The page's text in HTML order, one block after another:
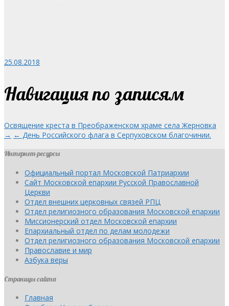
25.08.2018
Навигация по записям
Освящение креста в Преображенском храме села Жерновка
→ ← День Российского флага в Серпуховском благочинии.
Интернет-ресурсы
Официальный портал Московской Патриархии
Сайт Московской епархии Русской Православной
Церкви
Отдел внешних церковных связей РПЦ
Отдел религиозного образования Московской епархии
Миссионерский отдел Московской епархии
Епархиальный отдел по делам молодежи
Отдел религиозного образования Московской епархии
Православие и мир
Азбука веры
Страницы сайта
Главная